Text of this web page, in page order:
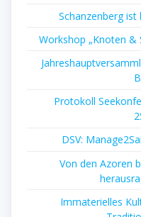
Schanzenberg ist
Workshop „Knoten &
Protokoll
DSV:
Von den Azoren
Immaterielles